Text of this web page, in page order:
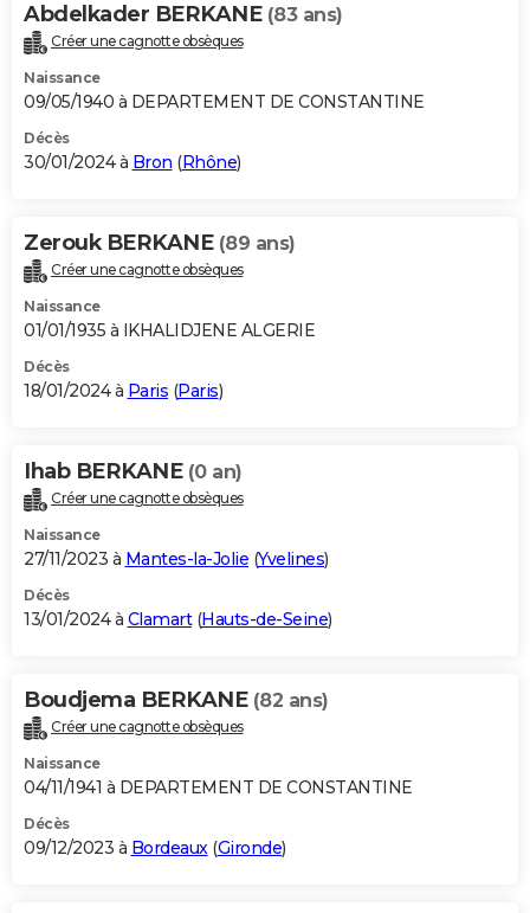
Abdelkader BERKANE (83 ans)
Créer une cagnotte obsèques
Naissance
09/05/1940 à DEPARTEMENT DE CONSTANTINE
Décès
30/01/2024 à Bron (Rhône)
Zerouk BERKANE (89 ans)
Créer une cagnotte obsèques
Naissance
01/01/1935 à IKHALIDJENE ALGERIE
Décès
18/01/2024 à Paris (Paris)
Ihab BERKANE (0 an)
Créer une cagnotte obsèques
Naissance
27/11/2023 à Mantes-la-Jolie (Yvelines)
Décès
13/01/2024 à Clamart(Hauts-de-Seine)
Boudjema BERKANE (82 ans)
Créer une cagnotte obsèques
Naissance
04/11/1941 à DEPARTEMENT DE CONSTANTINE
Décès
09/12/2023 à Bordeaux(Gironde)